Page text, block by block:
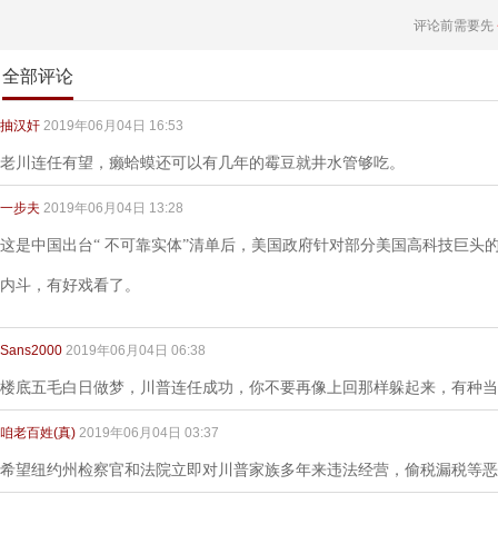
评论前需要先
全部评论
抽汉奸 2019年06月04日 16:53
老川连任有望，癞蛤蟆还可以有几年的霉豆就井水管够吃。
一步夫 2019年06月04日 13:28
这是中国出台“ 不可靠实体”清单后，美国政府针对部分美国高科技巨头
内斗，有好戏看了。
Sans2000 2019年06月04日 06:38
楼底五毛白日做梦，川普连任成功，你不要再像上回那样躲起来，有种
咱老百姓(真) 2019年06月04日 03:37
希望纽约州检察官和法院立即对川普家族多年来违法经营，偷税漏税等